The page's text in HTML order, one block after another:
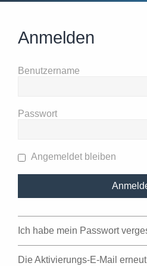
Anmelden
Benutzername
Passwort
Angemeldet bleiben
Ich habe mein Passwort
Die Aktivierungs-E-Mail